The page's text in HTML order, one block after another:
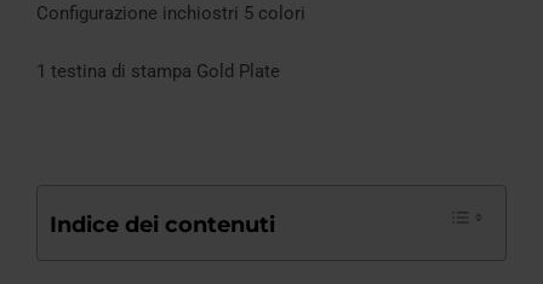
Configurazione inchiostri 5 colori
1 testina di stampa Gold Plate
Indice dei contenuti